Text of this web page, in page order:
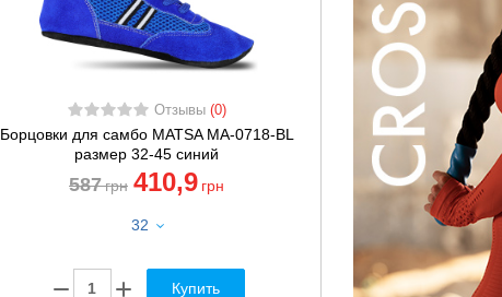
Отзывы (0)
Борцовки для самбо MATSA MA-0718-BL
размер 32-45 синий
587грн 410,9 грн
32
Купить